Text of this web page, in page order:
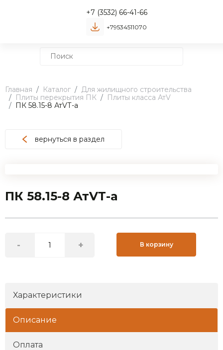
+7 (3532) 66-41-66
+79534511070
Главная Каталог
Для жилищного строительства
Плиты перекрытия ПК
Плиты класса АтV
ПК 58.15-8 АтVТ-а
вернуться в раздел
ПК 58.15-8 АтVТ-а
- + В корзину
Характеристики
Описание
Оплата